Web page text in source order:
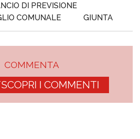
DI PREVISIONE
COMUNALE
GIUNTA
COMMENTA
I COMMENTI